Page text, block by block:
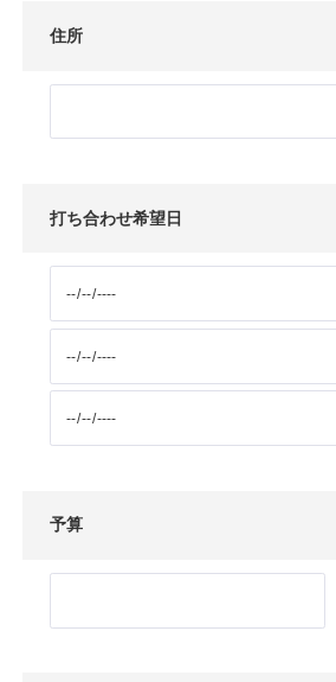
住所
打ち合わせ希望日
予算